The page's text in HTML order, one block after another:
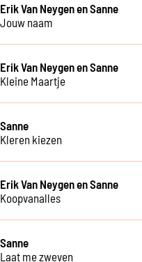
Erik Van Neygen en Sanne
Jouw naam
Erik Van Neygen en Sanne
Kleine Maartje
Sanne
Kleren kiezen
Erik Van Neygen en Sanne
Koopvanalles
Sanne
Laat me zweven